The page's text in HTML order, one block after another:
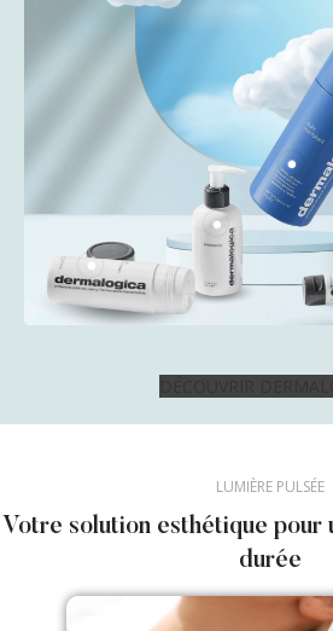
LUMIÈRE PULSÉE
Votre solution esthétique pour
durée